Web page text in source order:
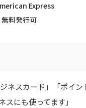
Express
料発行可
ジネスカード」「ポイ
スにも使ってます」